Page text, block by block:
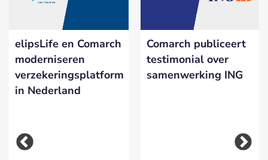
elipsLife en Comarch
moderniseren
verzekeringsplatform
in Nederland
Comarch publiceert
testimonial over
samenwerking ING